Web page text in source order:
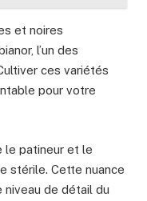
et noires
l’un des
ces variétés
pour votre
le patineur et le
stérile. Cette nuance
de détail du